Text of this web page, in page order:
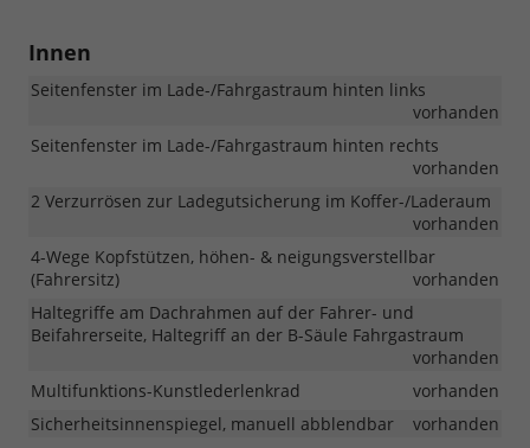
Innen
Seitenfenster im Lade-/Fahrgastraum hinten links
vorhanden
Seitenfenster im Lade-/Fahrgastraum hinten rechts
vorhanden
2 Verzurrösen zur Ladegutsicherung im Koffer-/Laderaum
vorhanden
4-Wege Kopfstützen, höhen- & neigungsverstellbar
(Fahrersitz)
vorhanden
Haltegriffe am Dachrahmen auf der Fahrer- und
Beifahrerseite, Haltegriff an der B-Säule Fahrgastraum
vorhanden
Multifunktions-Kunstlederlenkrad
vorhanden
Sicherheitsinnenspiegel, manuell abblendbar
vorhanden